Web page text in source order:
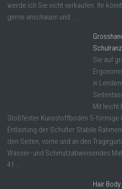
werde ich Sie nicht verkaufen. Ihr
gerne anschauen und ...
Sie auf
in
Mit leicht
Stoßfester Kunsstoffboden S-förmige
Entlastung der Schulter Stabile
den Seiten, vorne und an den
Wasser- und Schmutzabweisendes
41 ...
Hair